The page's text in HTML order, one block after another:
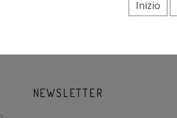
Inizio
NEWSLETTER